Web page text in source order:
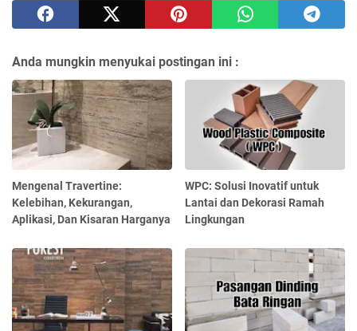
Anda mungkin menyukai postingan ini :
Mengenal Travertine:
Kelebihan, Kekurangan,
Aplikasi, Dan Kisaran Harganya
WPC: Solusi Inovatif untuk
Lantai dan Dekorasi Ramah
Lingkungan